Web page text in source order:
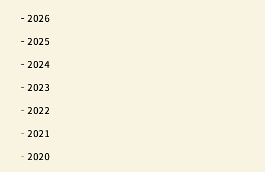
2026
2025
2024
2023
2022
2021
2020